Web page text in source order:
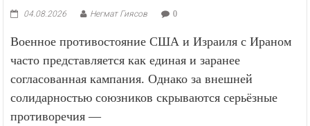
04.08.2026 Негмат Гиясов 0
Военное противостояние США и Израиля с Ираном
часто представляется как единая и заранее
согласованная кампания. Однако за внешней
солидарностью союзников скрываются серьёзные
противоречия —